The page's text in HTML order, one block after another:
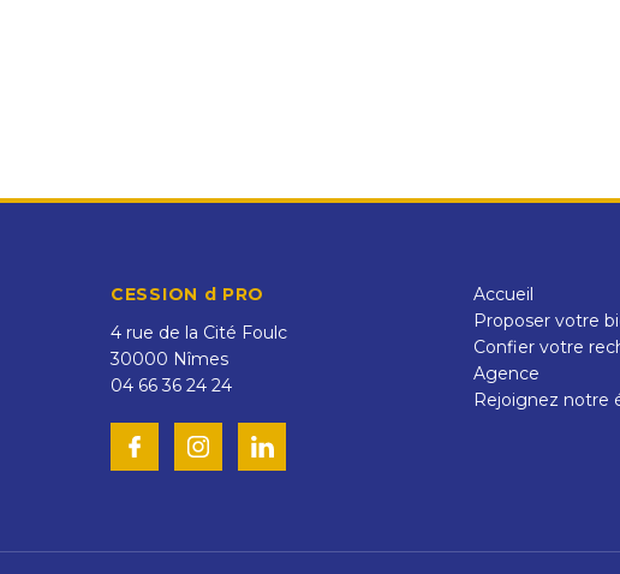
CESSION d PRO
4 rue de la Cité Foulc
30000 Nîmes
04 66 36 24 24
Accueil
Proposer votre
Confier votre
Agence
Rejoignez notre